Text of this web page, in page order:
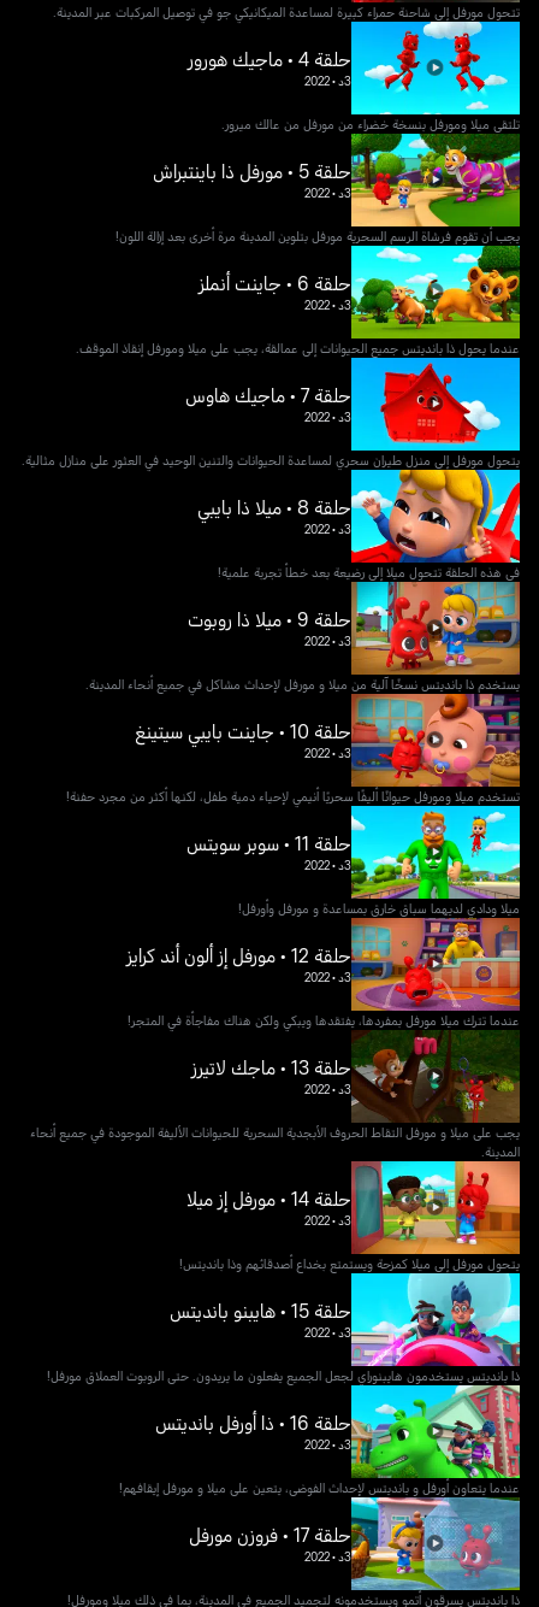
تتحول مورفل إلى شاحنة حمراء كبيرة لمساعدة الميكانيكي جو في توصيل المركبات عبر المدينة.
حلقة 4 • ماجيك هورور
3د •
2022
تلتقي ميلا ومورفل بنسخة خضراء من مورفل من عالك ميرور.
حلقة 5 • مورفل ذا باينتبراش
3د •
2022
يجب أن تقوم فرشاة الرسم السحرية مورفل بتلوين المدينة مرة أخرى بعد إزالة اللون!
حلقة 6 • جاينت أنملز
3د •
2022
عندما يحول ذا بانديتس جميع الحيوانات إلى عمالقة، يجب على ميلا ومورفل إنقاذ الموقف.
حلقة 7 • ماجيك هاوس
3د •
2022
يتحول مورفل إلى منزل طيران سحري لمساعدة الحيوانات والتنين الوحيد في العثور على منازل مثالية.
حلقة 8 • ميلا ذا بايبي
3د •
2022
في هذه الحلقة تتحول ميلا إلى رضيعة بعد خطأ تجربة علمية!
حلقة 9 • ميلا ذا روبوت
3د •
2022
يستخدم ذا بانديتس نسخًا آلية من ميلا و مورفل لإحداث مشاكل في جميع أنحاء المدينة.
حلقة 10 • جاينت بايبي سيتينغ
3د •
2022
تستخدم ميلا ومورفل حيوانًا أليفًا سحريًا أنيمي لإحياء دمية طفل، لكنها أكثر من مجرد حفنة!
حلقة 11 • سوبر سويتس
3د •
2022
ميلا ودادي لديهما سباق خارق بمساعدة و مورفل وأورفل!
حلقة 12 • مورفل إز ألون أند كرايز
3د •
2022
عندما تترك ميلا مورفل بمفردها، يفتقدها ويبكي ولكن هناك مفاجأة في المتجر!
حلقة 13 • ماجك لاتيرز
3د •
2022
يجب على ميلا و مورفل التقاط الحروف الأبجدية السحرية للحيوانات الأليفة الموجودة في جميع أنحاء
المدينة.
حلقة 14 • مورفل إز ميلا
3د •
2022
يتحول مورفل إلى ميلا كمزحة ويستمتع بخداع أصدقائهم وذا بانديتس!
حلقة 15 • هايبنو بانديتس
3د •
2022
ذا بانديتس يستخدمون هايبنوراي لجعل الجميع يفعلون ما يريدون. حتى الروبوت العملاق مورفل!
حلقة 16 • ذا أورفل بانديتس
3د •
2022
عندما يتعاون أورفل و بانديتس لإحداث الفوضى، يتعين على ميلا و مورفل إيقافهم!
حلقة 17 • فروزن مورفل
3د •
2022
ذا بانديتس يسرقون أتمو ويستخدمونه لتجميد الجميع في المدينة، بما في ذلك ميلا ومورفل!